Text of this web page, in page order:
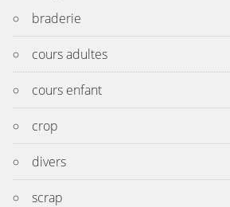
braderie
cours adultes
cours enfant
crop
divers
scrap